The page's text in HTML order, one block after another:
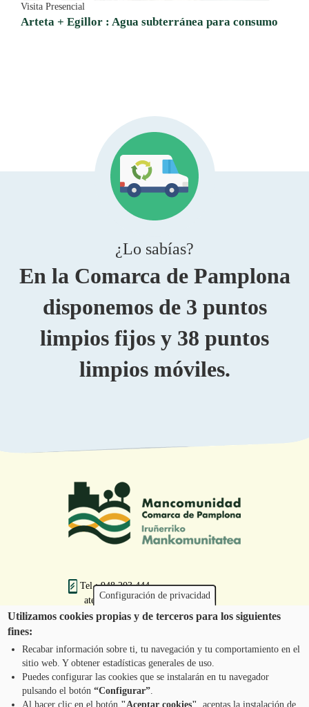
Visita Presencial
Arteta + Egillor : Agua subterránea para consumo
¿Lo sabías?
En la Comarca de Pamplona
disponemos de 3 puntos
limpios fijos y 38 puntos
limpios móviles.
Tel.: 948 203 444
atencion@mancoeduca.com
de la Mancomunidad de la Comarca de
Pamplona
CONTÁCTANOS
Configuración de privacidad
Utilizamos cookies propias y de terceros para los siguientes
fines:
Recabar información sobre ti, tu navegación y tu comportamiento en el
sitio web. Y obtener estadísticas generales de uso.
Puedes configurar las cookies que se instalarán en tu navegador
pulsando el botón“Configurar”.
Al hacer clic en el botón "Aceptar cookies" , aceptas la instalación de